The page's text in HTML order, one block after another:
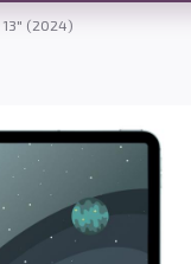
13" (2024)